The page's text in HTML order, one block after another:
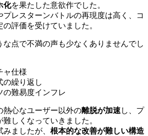
化を果たした意欲作でした。
プレスターンバトルの再現度は高く、コ
評価を受けていました。
な点で不満の声も少なくありませんでし
ャ仕様
の繰り返し
の難易度インフレ
熱心なユーザー以外の離脱が加速 し、プ
しくなっていきました。
ましたが、 根本的な改善が難しい構造